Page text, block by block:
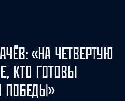
«НА ЧЕТВЕРТУЮ
КТО ГОТОВЫ
ПОБЕДЫ»